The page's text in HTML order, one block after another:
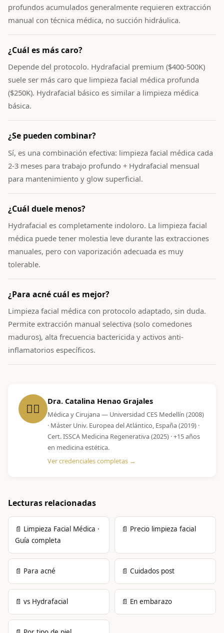
profundos acumulados generalmente requieren extracción
manual con técnica médica, no succión hidráulica.
¿Cuál es más caro?
Depende del protocolo. Hydrafacial premium ($400-500K)
suele ser más caro que limpieza facial médica profunda
($250K). Hydrafacial básico es similar a limpieza médica
básica.
¿Se pueden combinar?
Sí, es una combinación efectiva: limpieza facial médica cada
2-3 meses para trabajo profundo + Hydrafacial mensual
para mantenimiento y glow superficial.
¿Cuál duele menos?
Hydrafacial es completamente indoloro. La limpieza facial
médica puede tener molestia leve durante las extracciones
manuales, pero con vaporización adecuada es muy
tolerable.
¿Para acné cuál es mejor?
Limpieza facial médica con protocolo adaptado, sin duda.
Permite extracción manual selectiva (solo comedones
maduros), alta frecuencia bactericida y activos anti-
inflamatorios específicos.
👩‍⚕️ Dra. Catalina Henao Grajales
Médica y Cirujana — Universidad CES Medellín (2008)
· Máster Univ. Europea del Atlántico, España (2019) ·
Cert. ISSCA Medicina Regenerativa (2025) · +15 años
en medicina estética.
Ver credenciales completas →
Lecturas relacionadas
📄 Limpieza Facial Médica ·
Guía completa
📄 Precio limpieza facial
📄 Para acné 📄 Cuidados post
📄 vs Hydrafacial 📄 En embarazo